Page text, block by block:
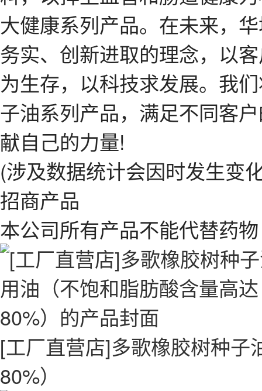
大健康系列产品。在未来，
务实、创新进取的理念，以
为生存，以科技求发展。我
子油系列产品，满足不同客
献自己的力量!
(涉及数据统计会因时发生变
招商产品
本公司所有产品不能代替药物
[工厂直营店]多歌橡胶树种子
80%）